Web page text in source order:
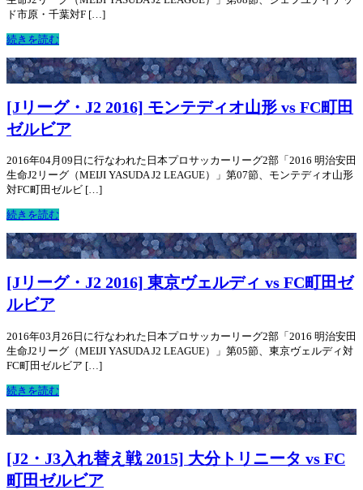
ド市原・千葉対F […]
続きを読む
[Jリーグ・J2 2016] モンテディオ山形 vs FC町田
ゼルビア
2016年04月09日に行なわれた日本プロサッカーリーグ2部「2016 明治安田
生命J2リーグ（MEIJI YASUDA J2 LEAGUE）」第07節、モンテディオ山形
対FC町田ゼルビ […]
続きを読む
[Jリーグ・J2 2016] 東京ヴェルディ vs FC町田ゼ
ルビア
2016年03月26日に行なわれた日本プロサッカーリーグ2部「2016 明治安田
生命J2リーグ（MEIJI YASUDA J2 LEAGUE）」第05節、東京ヴェルディ対
FC町田ゼルビア […]
続きを読む
[J2・J3入れ替え戦 2015] 大分トリニータ vs FC
町田ゼルビア